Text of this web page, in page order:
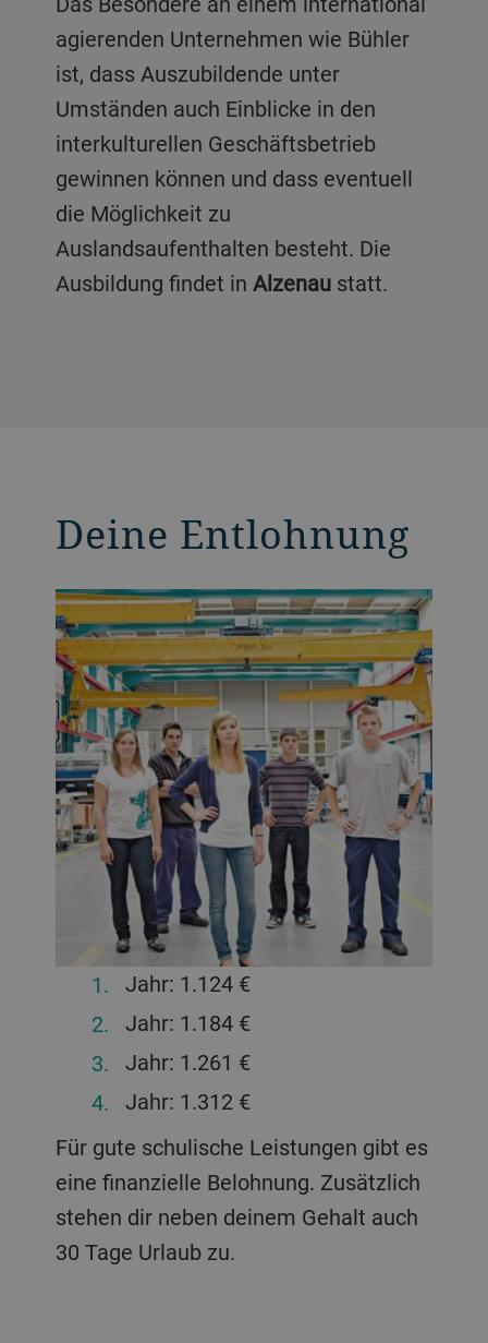
agierenden Unternehmen wie Bühler
ist, dass Auszubildende unter
Umständen auch Einblicke in den
interkulturellen Geschäftsbetrieb
gewinnen können und dass eventuell
die Möglichkeit zu
Auslandsaufenthalten besteht. Die
Ausbildung findet in Alzenaustatt.
Deine Entlohnung
Jahr: 1.124 €
Jahr: 1.184 €
Jahr: 1.261 €
Jahr: 1.312 €
Für gute schulische Leistungen gibt es
eine finanzielle Belohnung. Zusätzlich
stehen dir neben deinem Gehalt auch
30 Tage Urlaub zu.